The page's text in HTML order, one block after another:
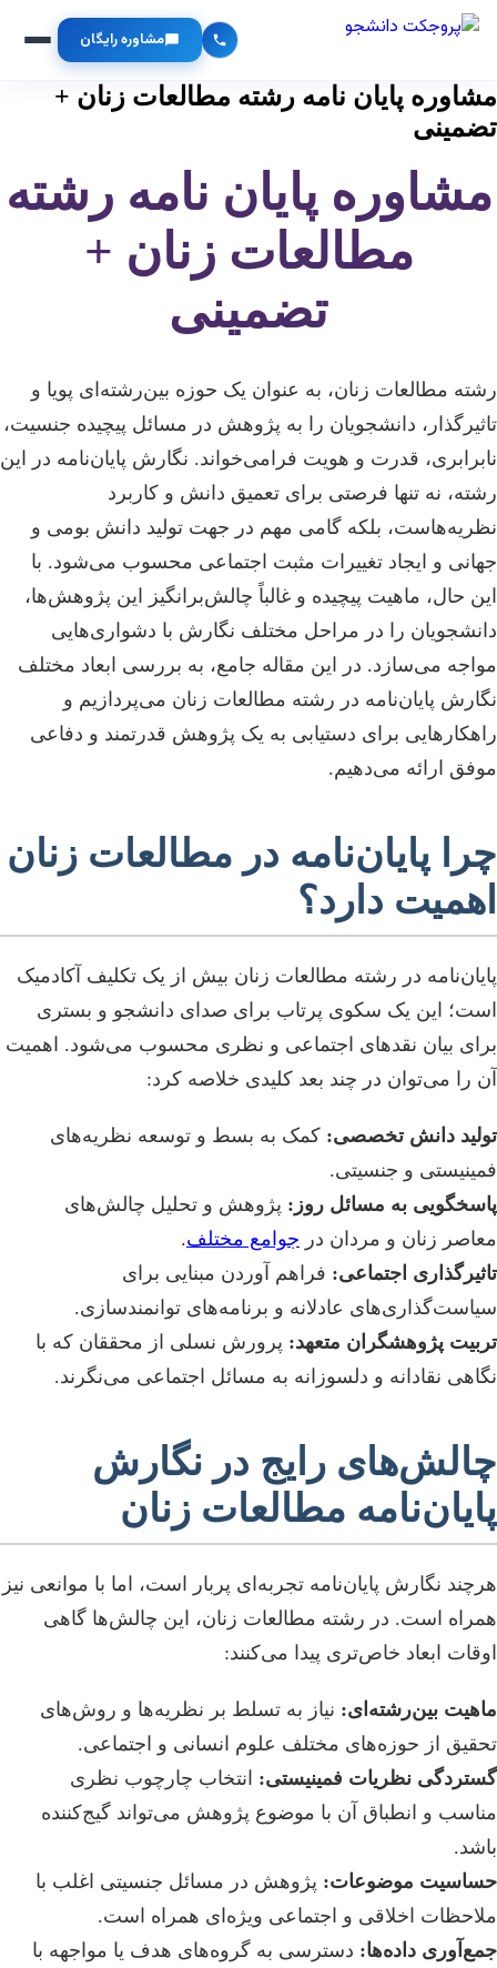
مشاوره رایگان
مشاوره پایان نامه رشته مطالعات زنان +
تضمینی
مشاوره پایان نامه رشته
مطالعات زنان +
تضمینی
رشته مطالعات زنان، به عنوان یک حوزه بین‌رشته‌ای پویا و
تاثیرگذار، دانشجویان را به پژوهش در مسائل پیچیده جنسیت،
نابرابری، قدرت و هویت فرامی‌خواند. نگارش پایان‌نامه در این
رشته، نه تنها فرصتی برای تعمیق دانش و کاربرد
نظریه‌هاست، بلکه گامی مهم در جهت تولید دانش بومی و
جهانی و ایجاد تغییرات مثبت اجتماعی محسوب می‌شود. با
این حال، ماهیت پیچیده و غالباً چالش‌برانگیز این پژوهش‌ها،
دانشجویان را در مراحل مختلف نگارش با دشواری‌هایی
مواجه می‌سازد. در این مقاله جامع، به بررسی ابعاد مختلف
نگارش پایان‌نامه در رشته مطالعات زنان می‌پردازیم و
راهکارهایی برای دستیابی به یک پژوهش قدرتمند و دفاعی
موفق ارائه می‌دهیم.
چرا پایان‌نامه در مطالعات زنان
اهمیت دارد؟
پایان‌نامه در رشته مطالعات زنان بیش از یک تکلیف آکادمیک
است؛ این یک سکوی پرتاب برای صدای دانشجو و بستری
برای بیان نقدهای اجتماعی و نظری محسوب می‌شود. اهمیت
آن را می‌توان در چند بعد کلیدی خلاصه کرد:
تولید دانش تخصصی: کمک به بسط و توسعه نظریه‌های
فمینیستی و جنسیتی.
پاسخگویی به مسائل روز: پژوهش و تحلیل چالش‌های
معاصر زنان و مردان در جوامع مختلف.
تاثیرگذاری اجتماعی: فراهم آوردن مبنایی برای
سیاست‌گذاری‌های عادلانه و برنامه‌های توانمندسازی.
تربیت پژوهشگران متعهد: پرورش نسلی از محققان که با
نگاهی نقادانه و دلسوزانه به مسائل اجتماعی می‌نگرند.
چالش‌های رایج در نگارش
پایان‌نامه مطالعات زنان
هرچند نگارش پایان‌نامه تجربه‌ای پربار است، اما با موانعی نیز
همراه است. در رشته مطالعات زنان، این چالش‌ها گاهی
اوقات ابعاد خاص‌تری پیدا می‌کنند:
ماهیت بین‌رشته‌ای: نیاز به تسلط بر نظریه‌ها و روش‌های
تحقیق از حوزه‌های مختلف علوم انسانی و اجتماعی.
گستردگی نظریات فمینیستی: انتخاب چارچوب نظری
مناسب و انطباق آن با موضوع پژوهش می‌تواند گیج‌کننده
باشد.
حساسیت موضوعات: پژوهش در مسائل جنسیتی اغلب با
ملاحظات اخلاقی و اجتماعی ویژه‌ای همراه است.
جمع‌آوری داده‌ها: دسترسی به گروه‌های هدف یا مواجهه با